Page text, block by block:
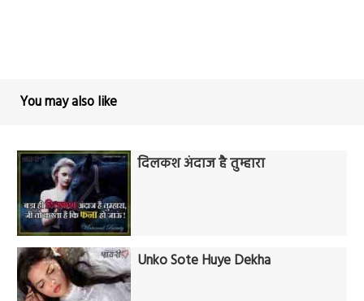
You may also like
दिलकश अंदाज है तुम्हारा
Unko Sote Huye Dekha